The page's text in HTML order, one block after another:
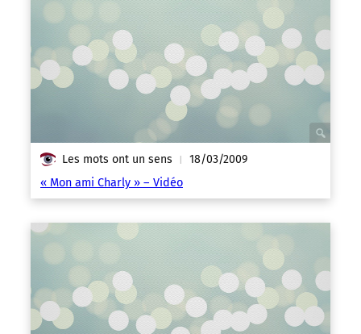
Les mots ont un sens | 18/03/2009
« Mon ami Charly » – Vidéo